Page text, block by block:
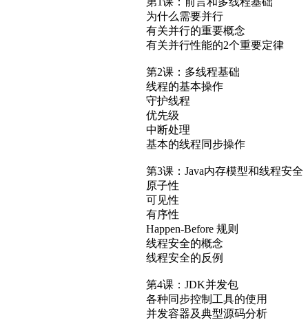
为什么需要并行
有关并行的重要概念
有关并行性能的2个重要定律
第2课：多线程基础
线程的基本操作
守护线程
优先级
中断处理
基本的线程同步操作
第3课：Java内存模型和线程安全
原子性
可见性
有序性
Happen-Before 规则
线程安全的概念
线程安全的反例
第4课：JDK并发包
各种同步控制工具的使用
并发容器及典型源码分析